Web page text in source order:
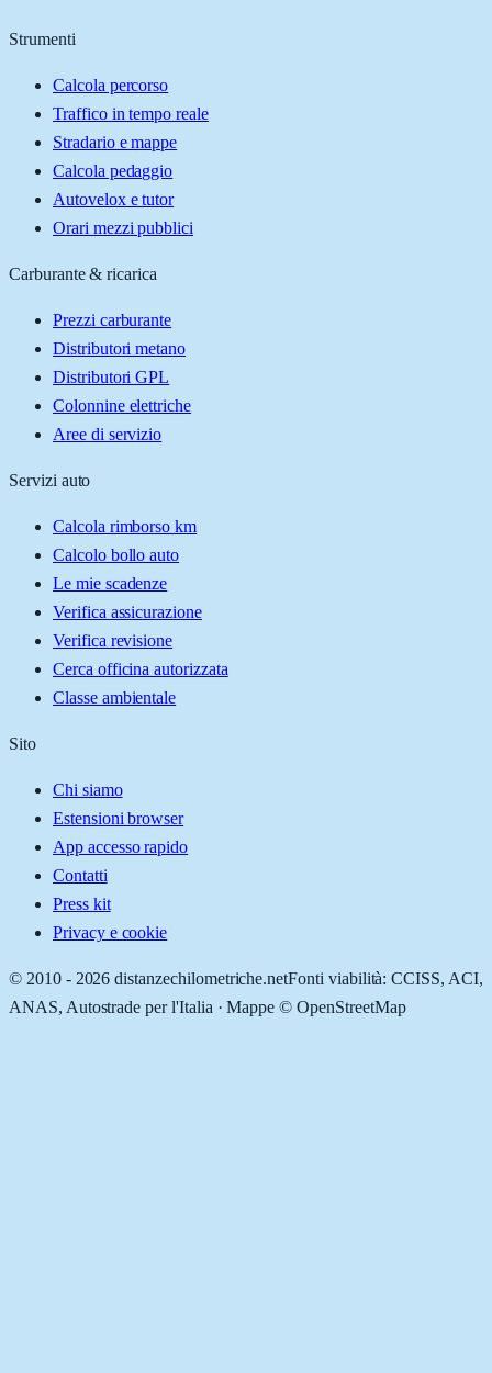
Strumenti
Calcola percorso
Traffico in tempo reale
Stradario e mappe
Calcola pedaggio
Autovelox e tutor
Orari mezzi pubblici
Carburante & ricarica
Prezzi carburante
Distributori metano
Distributori GPL
Colonnine elettriche
Aree di servizio
Servizi auto
Calcola rimborso km
Calcolo bollo auto
Le mie scadenze
Verifica assicurazione
Verifica revisione
Cerca officina autorizzata
Classe ambientale
Sito
Chi siamo
Estensioni browser
App accesso rapido
Contatti
Press kit
Privacy e cookie
© 2010 - 2026 distanzechilometriche.netFonti viabilità: CCISS, ACI,
ANAS, Autostrade per l'Italia · Mappe © OpenStreetMap